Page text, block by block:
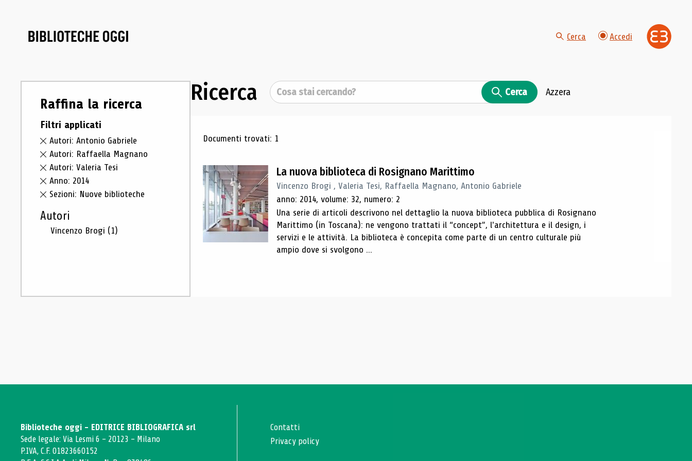
Cerca Accedi
Raffina la ricerca
Filtri applicati
Autori: Antonio Gabriele
Autori: Raffaella Magnano
Autori: Valeria Tesi
Anno: 2014
Sezioni: Nuove biblioteche
Autori
Vincenzo Brogi (1)
Ricerca Cerca Cerca Azzera
Risultati di ricerca
Documenti trovati: 1
La nuova biblioteca di Rosignano Marittimo
Vincenzo Brogi , Valeria Tesi, Raffaella Magnano, Antonio Gabriele
anno: 2014, volume: 32, numero: 2
Una serie di articoli descrivono nel dettaglio la nuova biblioteca pubblica di Rosignano
Marittimo (in Toscana): ne vengono trattati il ​​“concept”, l'architettura e il design, i
servizi e le attività. La biblioteca è concepita come parte di un centro culturale più
ampio dove si svolgono ...
Biblioteche oggi - EDITRICE BIBLIOGRAFICA srl
Sede legale: Via Lesmi 6 - 20123 - Milano
P.IVA, C.F. 01823660152
Contatti
Privacy policy